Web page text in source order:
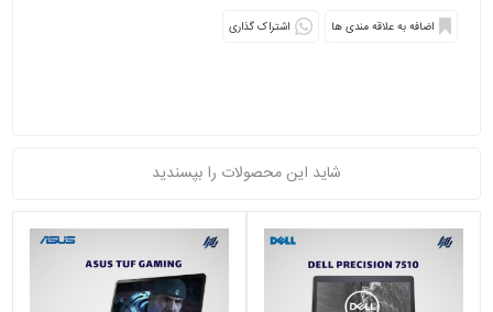
اشتراک گذاری
شاید این محصولات را بپسندید